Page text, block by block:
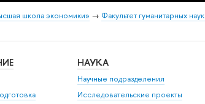
школа экономики» → Факультет гуманитарных наук
НАУКА
Научные подразделения
Исследовательские проекты